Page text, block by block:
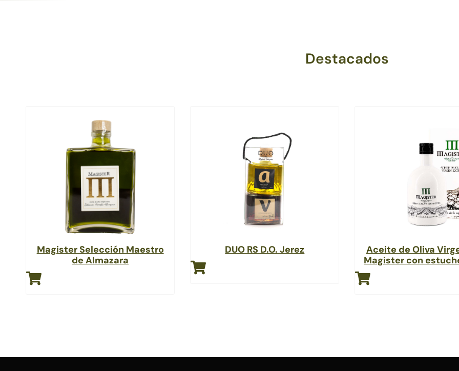
Destacados
Magister Selección Maestro
de Almazara
DUO RS D.O. Jerez
Aceite de Oliva
Magister con